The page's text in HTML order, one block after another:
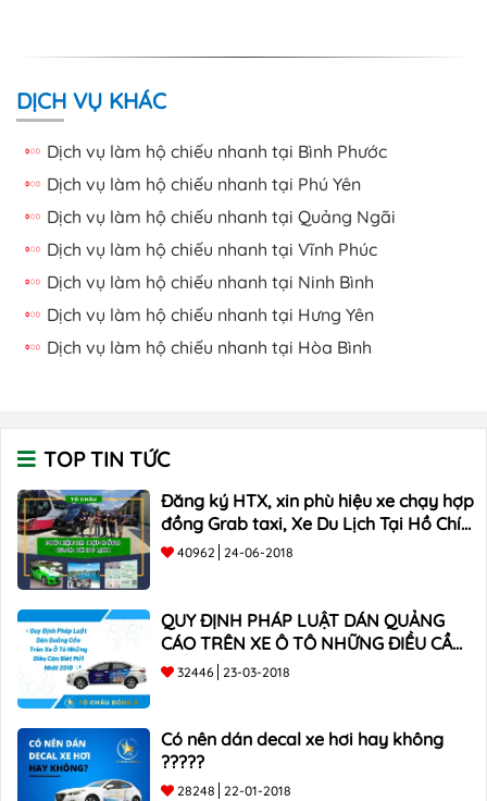
DỊCH VỤ KHÁC
Dịch vụ làm hộ chiếu nhanh tại Bình Phước
Dịch vụ làm hộ chiếu nhanh tại Phú Yên
Dịch vụ làm hộ chiếu nhanh tại Quảng Ngãi
Dịch vụ làm hộ chiếu nhanh tại Vĩnh Phúc
Dịch vụ làm hộ chiếu nhanh tại Ninh Bình
Dịch vụ làm hộ chiếu nhanh tại Hưng Yên
Dịch vụ làm hộ chiếu nhanh tại Hòa Bình
TOP TIN TỨC
Đăng ký HTX, xin phù hiệu xe chạy hợp
đồng Grab taxi, Xe Du Lịch Tại Hồ Chí
Minh Giá Rẻ
40962 24-06-2018
QUY ĐỊNH PHÁP LUẬT DÁN QUẢNG
CÁO TRÊN XE Ô TÔ NHỮNG ĐIỀU CẦN
BIẾT mới nhất 2018 ???
32446 23-03-2018
Có nên dán decal xe hơi hay không
?????
28248 22-01-2018